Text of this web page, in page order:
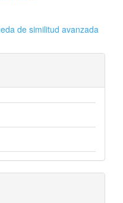
de similitud avanzada